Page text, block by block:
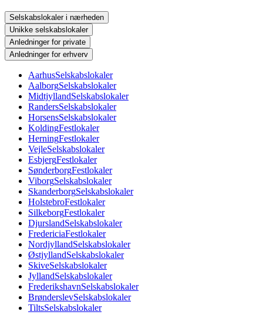
Selskabslokaler i nærheden
Unikke selskabslokaler
Anledninger for private
Anledninger for erhverv
AarhusSelskabslokaler
AalborgSelskabslokaler
MidtjyllandSelskabslokaler
RandersSelskabslokaler
HorsensSelskabslokaler
KoldingFestlokaler
HerningFestlokaler
VejleSelskabslokaler
EsbjergFestlokaler
SønderborgFestlokaler
ViborgSelskabslokaler
SkanderborgSelskabslokaler
HolstebroFestlokaler
SilkeborgFestlokaler
DjurslandSelskabslokaler
FredericiaFestlokaler
NordjyllandSelskabslokaler
ØstjyllandSelskabslokaler
SkiveSelskabslokaler
JyllandSelskabslokaler
FrederikshavnSelskabslokaler
BrønderslevSelskabslokaler
TiltsSelskabslokaler